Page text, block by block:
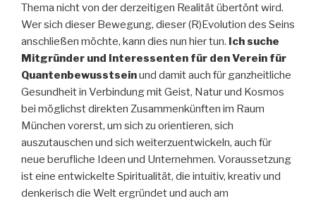
Thema nicht von der derzeitigen Realität übertönt wird.
Wer sich dieser Bewegung, dieser (R)Evolution des Seins
anschließen möchte, kann dies nun hier tun. Ich suche
Mitgründer und Interessenten für den Verein für
Quantenbewusstseinund damit auch für ganzheitliche
Gesundheit in Verbindung mit Geist, Natur und Kosmos
bei möglichst direkten Zusammenkünften im Raum
München vorerst, um sich zu orientieren, sich
auszutauschen und sich weiterzuentwickeln, auch für
neue berufliche Ideen und Unternehmen. Voraussetzung
ist eine entwickelte Spiritualität, die intuitiv, kreativ und
denkerisch die Welt ergründet und auch am